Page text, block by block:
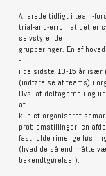
Allerede tidligt i team-
trial-and-error, at det er
selvstyrende
grupperinger. En af
-
i de sidste 10-15 år især
(indførelse af teams) i
Dvs. at deltagerne i og
at
kun et organiseret
problemstillinger, en
fastholde rimelige
(hvad de så end måtte
bekendtgørelser).